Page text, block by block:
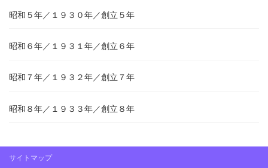
昭和５年／１９３０年／創立５年
昭和６年／１９３１年／創立６年
昭和７年／１９３２年／創立７年
昭和８年／１９３３年／創立８年
サイトマップ